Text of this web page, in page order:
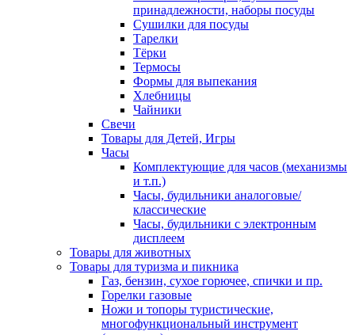
принадлежности, наборы посуды
Сушилки для посуды
Тарелки
Тёрки
Термосы
Формы для выпекания
Хлебницы
Чайники
Свечи
Товары для Детей, Игры
Часы
Комплектующие для часов (механизмы
и т.п.)
Часы, будильники аналоговые/
классические
Часы, будильники с электронным
дисплеем
Товары для животных
Товары для туризма и пикника
Газ, бензин, сухое горючее, спички и пр.
Горелки газовые
Ножи и топоры туристические,
многофункциональный инструмент